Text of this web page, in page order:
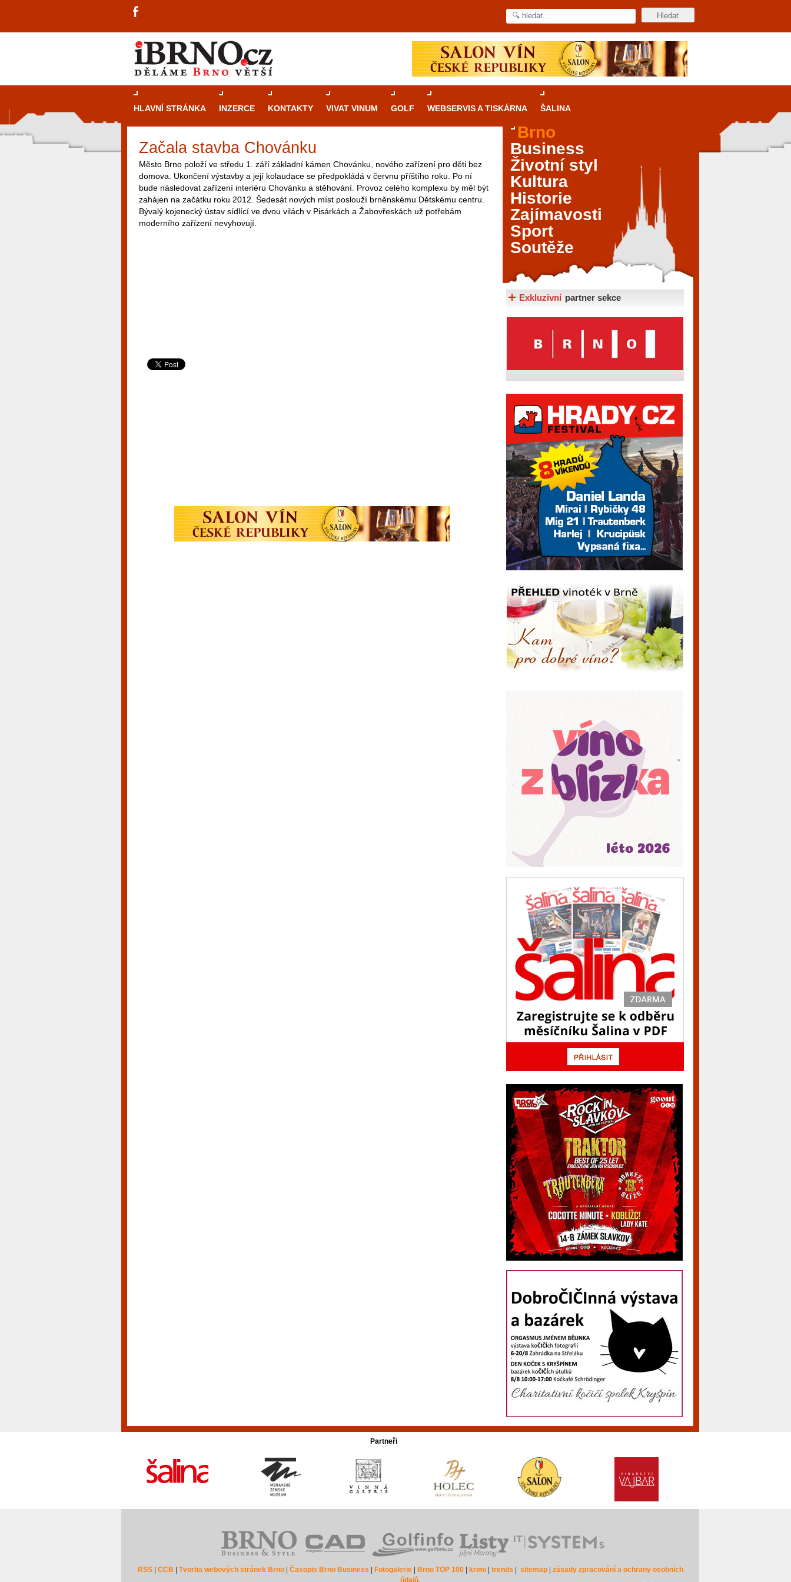
HLAVNÍ STRÁNKA INZERCE KONTAKTY VIVAT VINUM GOLF WEBSERVIS A TISKÁRNA ŠALINA
Začala stavba Chovánku
Město Brno položí ve středu 1. září základní kámen Chovánku, nového zařízení pro děti bez
domova. Ukončení výstavby a její kolaudace se předpokládá v červnu příštího roku. Po ní
bude následovat zařízení interiéru Chovánku a stěhování. Provoz celého komplexu by měl být
zahájen na začátku roku 2012. Šedesát nových míst poslouží brněnskému Dětskému centru.
Bývalý kojenecký ústav sídlící ve dvou vilách v Pisárkách a Žabovřeskách už potřebám
moderního zařízení nevyhovují.
Průvodce
rulety po video automaty
Brno je městem známým pro zajímavé památky, skvělé
restaurace, divadla a univerzity. Mimo jiné je ale také
místem, kde si můžete legálně a bezpečně vyzkoušet
Brno
Business
Životní styl
Kultura
Historie
Zajímavosti
Sport
Soutěže
Exkluzivní partner sekce
Partneři
RSS| CCB Tvorba webových stránek Brno| Časopis Brno Business Fotogalerie| Brno TOP 100| krimi| trends sitemap| zásady zpracování a ochrany osobních
údajů.